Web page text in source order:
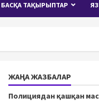
БАСҚА ТАҚЫРЫПТАР
ЖАҢА ЖАЗБАЛАР
Полициядан қашқан мас